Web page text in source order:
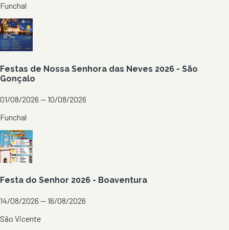
Funchal
Festas de Nossa Senhora das Neves 2026 - São
Gonçalo
01/08/2026 — 10/08/2026
Funchal
Festa do Senhor 2026 - Boaventura
14/08/2026 — 16/08/2026
São Vicente